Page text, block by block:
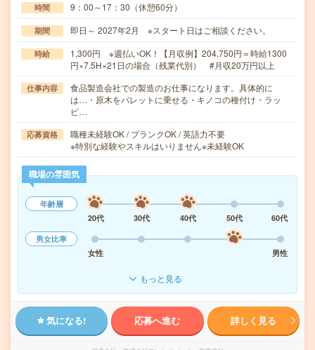
時間 9：00～17：30（休憩60分）
期間 即日～ 2027年2月 ※スタート日はご相談ください。
時給
1,300円 ※週払いOK！【月収例】204,750円＝時給1300
円×7.5H×21日の場合（残業代別） #月収20万円以上
仕事内容
食品製造会社での製造のお仕事になります。具体的に
は…・原木をパレットに乗せる・キノコの種付け・ラッ
ピ…
応募資格
職種未経験OK / ブランクOK / 英語力不要
※特別な経験やスキルはいりません※未経験OK
職場の雰囲気
年齢層
20代
30代 40代 50代
60代
男女比率
女性
男性
もっと見る
気になる! 応募へ進む 詳しく見る